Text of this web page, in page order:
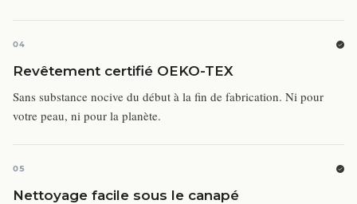
04
Revêtement certifié OEKO-TEX
Sans substance nocive du début à la fin de fabrication. Ni pour
votre peau, ni pour la planète.
05
Nettoyage facile sous le canapé